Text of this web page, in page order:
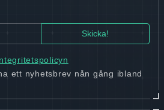
ett nyhetsbrev nån gång ibland